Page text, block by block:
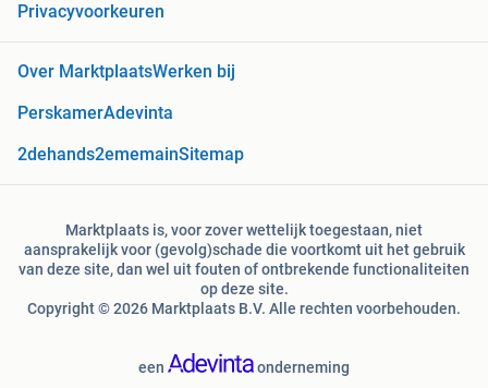
Privacyvoorkeuren
Over MarktplaatsWerken bij
PerskamerAdevinta
2dehands2ememainSitemap
Marktplaats is, voor zover wettelijk toegestaan, niet
aansprakelijk voor (gevolg)schade die voortkomt uit het gebruik
van deze site, dan wel uit fouten of ontbrekende functionaliteiten
op deze site.
Copyright © 2026 Marktplaats B.V. Alle rechten voorbehouden.
een onderneming